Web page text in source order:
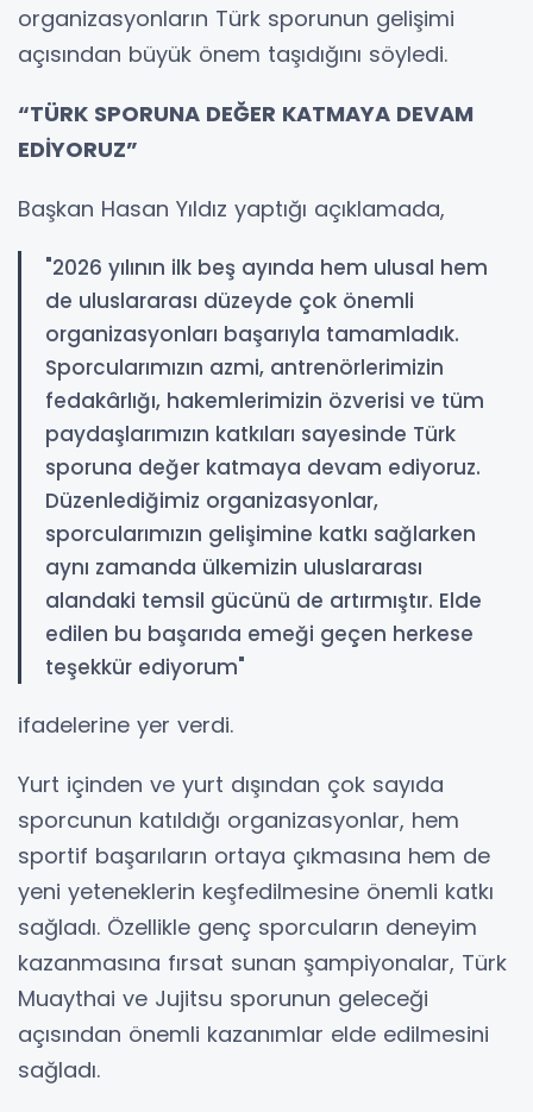
organizasyonların Türk sporunun gelişimi
açısından büyük önem taşıdığını söyledi.
“TÜRK SPORUNA DEĞER KATMAYA DEVAM
EDİYORUZ”
Başkan Hasan Yıldız yaptığı açıklamada,
"2026 yılının ilk beş ayında hem ulusal hem
de uluslararası düzeyde çok önemli
organizasyonları başarıyla tamamladık.
Sporcularımızın azmi, antrenörlerimizin
fedakârlığı, hakemlerimizin özverisi ve tüm
paydaşlarımızın katkıları sayesinde Türk
sporuna değer katmaya devam ediyoruz.
Düzenlediğimiz organizasyonlar,
sporcularımızın gelişimine katkı sağlarken
aynı zamanda ülkemizin uluslararası
alandaki temsil gücünü de artırmıştır. Elde
edilen bu başarıda emeği geçen herkese
teşekkür ediyorum"
ifadelerine yer verdi.
Yurt içinden ve yurt dışından çok sayıda
sporcunun katıldığı organizasyonlar, hem
sportif başarıların ortaya çıkmasına hem de
yeni yeteneklerin keşfedilmesine önemli katkı
sağladı. Özellikle genç sporcuların deneyim
kazanmasına fırsat sunan şampiyonalar, Türk
Muaythai ve Jujitsu sporunun geleceği
açısından önemli kazanımlar elde edilmesini
sağladı.